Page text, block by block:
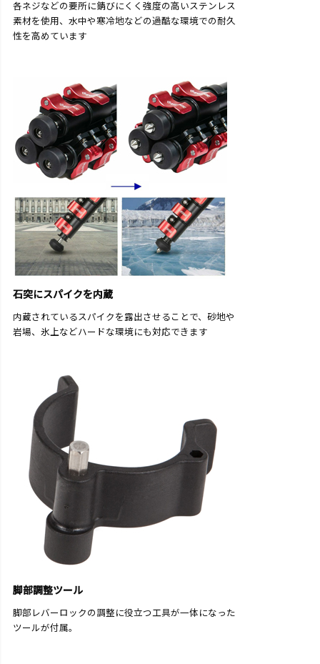
各ネジなどの要所に錆びにくく強度の高いステンレス
素材を使用、水中や寒冷地などの過酷な環境での耐久
性を高めています
石突にスパイクを内蔵
内蔵されているスパイクを露出させることで、砂地や
岩場、氷上などハードな環境にも対応できます
脚部調整ツール
脚部レバーロックの調整に役立つ工具が一体になった
ツールが付属。